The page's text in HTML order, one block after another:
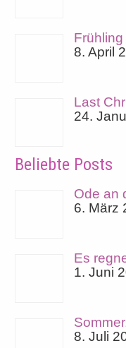
8. April
Last
24.
Beliebte Posts
Ode an
6. März
Es
1. Juni
8. Juli